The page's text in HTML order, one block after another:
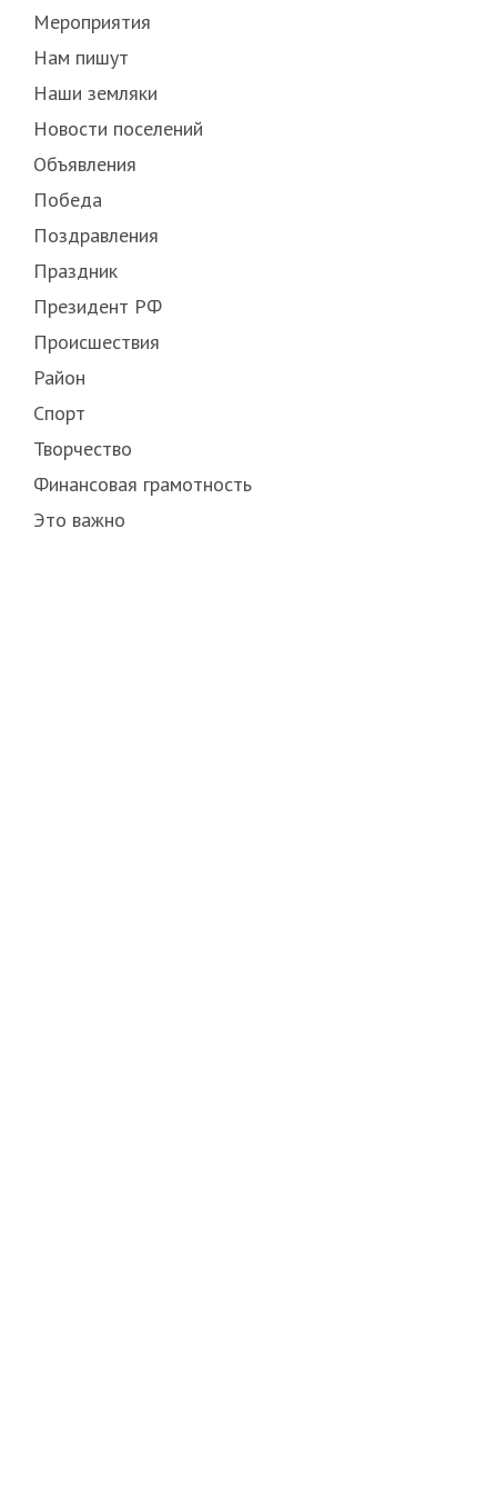
Мероприятия
Нам пишут
Наши земляки
Новости поселений
Объявления
Победа
Поздравления
Праздник
Президент РФ
Происшествия
Район
Спорт
Творчество
Финансовая грамотность
Это важно